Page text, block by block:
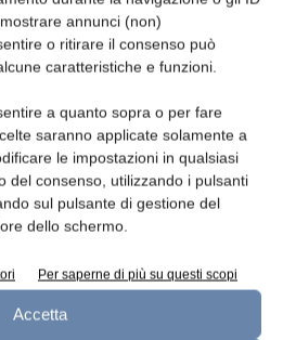
annunci (non)
o ritirare il consenso può
caratteristiche e funzioni.
a quanto sopra o per fare
saranno applicate solamente a
le impostazioni in qualsiasi
del consenso, utilizzando i pulsanti
sul pulsante di gestione del
dello schermo.
Per saperne di più su questi scopi
Accetta
fase iniziale i consumi
del 50% per poi
tra il +15 e
il progetto Rosafi, in
sarà rappresentato da
l’elmetto, una con la
sardo) e una con il
sullo sfondo, in base ai